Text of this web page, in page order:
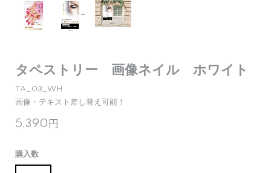
タペストリー 画像ネイル ホワイト
TA_03_WH
画像・テキスト差し替え可能！
5,390円
購入数